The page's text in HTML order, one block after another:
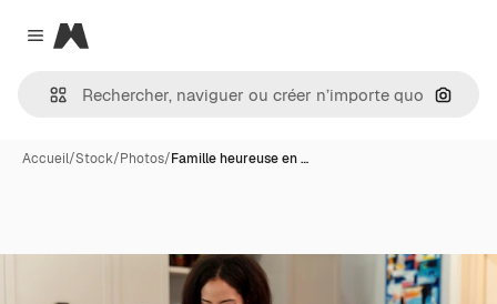
Close menu
Magnific
Accueil/Stock/Photos/Famille heureuse en …